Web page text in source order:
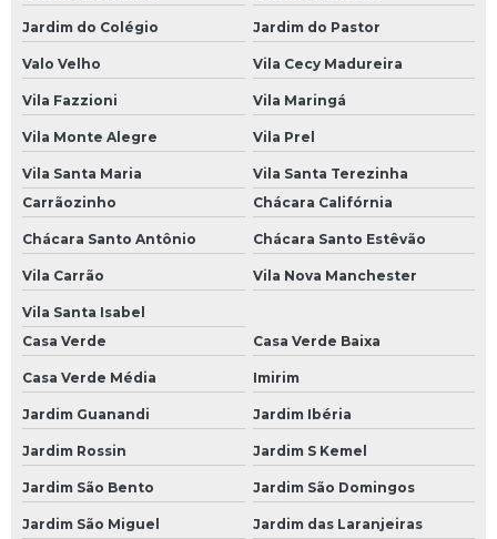
Mecânico a Domicílio em SP
Mecânico a Domicílio na Avenida do Estado
Mecânico a Domicílio na Paulista
Mecânico a Domicílio na Zona Leste
Mecânico a Domicílio na Zona Norte
Mecânico a Domicílio na Zona Oeste
Mecânico a Domicílio na Zona Sul
Mecânico a Domicílio no Morumbi
Oficina Mecânica a Domicílio
Oficina Mecânica em Domicílio
Serviço Mecânica a Domicílio
Revisões Veiculares
Jardim do Colégio Jardim do Pastor
Valo Velho Vila Cecy Madureira
Vila Fazzioni Vila Maringá
Vila Monte Alegre Vila Prel
Vila Santa Maria
Vila Santa Terezinha
Carrãozinho
Chácara Califórnia
Chácara Santo Antônio Chácara Santo Estêvão
Vila Carrão Vila Nova Manchester
Vila Santa Isabel
Casa Verde
Casa Verde Baixa
Casa Verde Média Imirim
Jardim Guanandi Jardim Ibéria
Jardim Rossin Jardim S Kemel
Jardim São Bento Jardim São Domingos
Jardim São Miguel Jardim das Laranjeiras